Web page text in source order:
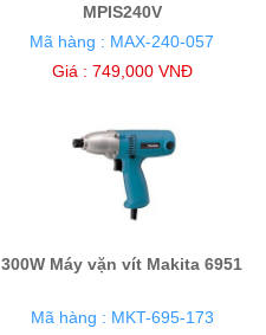
MPIS240V
Mã hàng : MAX-240-057
Giá : 749,000 VNĐ
300W Máy vặn vít Makita 6951
Mã hàng : MKT-695-173